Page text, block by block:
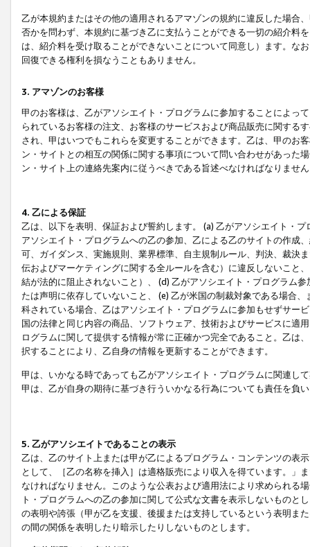
乙が本規約またはその他の適用されるアマゾンの規約に違反した場合
否かを問わず、本規約に基づき乙に支払うことができる一切の紹介料
は、紹介料を受け取ることができないことについて同意し）ます。な
回復できる権利を損なうこともありません。
3. アマゾンのお客様
甲のお客様は、乙がアソシエイト・プログラムに参加することによっ
られているお客様の注文、お客様のサービスおよび商品販売に関する
され、甲はいつでもこれらを変更することができます。乙は、甲のお
ン・サイトとの相互の関係に関する事項について問い合わせがあった
ン・サイト上の連絡先案内に従うべきである旨述べなければなりませ
4. 乙による保証
乙は、以下を表明、保証および誓約します。 (a) 乙がアソシエイト・
アソシエイト・プログラムへの乙の参加、乙による乙のサイトの作成
可、ガイダンス、実施規則、業界標準、自主規制ルール、判決、裁決
伝およびマーケティングに関する全ルールを含む）に違反しないこと
結が法的に阻止されないこと）、 (d) 乙がアソシエイト・プログラム
たは声明に依存していないこと、 (e) 乙が米国の制裁対象である場合
科されている場合、乙はアソシエイト・プログラムに参加もせずサー
国の法律と同じ内容の商品、ソフトウェア、技術およびサービスに適
ログラムに関して提供する情報が常に正確かつ完全であること。乙は
択することにより、乙自身の情報を更新することができます。
甲は、いかなる時であっても乙がアソシエイト・プログラムに関連し
甲は、乙が自身の期待に基づき行ういかなる行為についても責任を負
5. 乙がアソシエイトであることの表示
乙は、乙のサイト上または甲が乙によるプログラム・コンテンツの表
として、［乙の名称を挿入］は適格販売により収入を得ています。」
なければなりません。このような公表および適用法により求められる
ト・プログラムへの乙の参加に関して公式な文書を表示しないもの
の表明や誇張（甲が乙を支援、後援または支持しているという表明ま
の間の関係を表明したり暗示したりしないものとします。